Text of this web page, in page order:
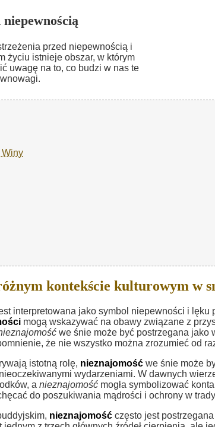
przed niepewnością i
życiu istnieje obszar, w którym
uwagę na to, co budzi w nas te
Winy
kontekście kulturowym w
interpretowana jako symbol niepewności i lęku
mogą wskazywać na obawy związane z
we śnie może być postrzegana jako
że nie wszystko można zrozumieć od
istotną rolę, nieznajomość we śnie może
wydarzeniami. W dawnych
a nieznajomość mogła symbolizować
do poszukiwania mądrości i ochrony w
nieznajomość często jest